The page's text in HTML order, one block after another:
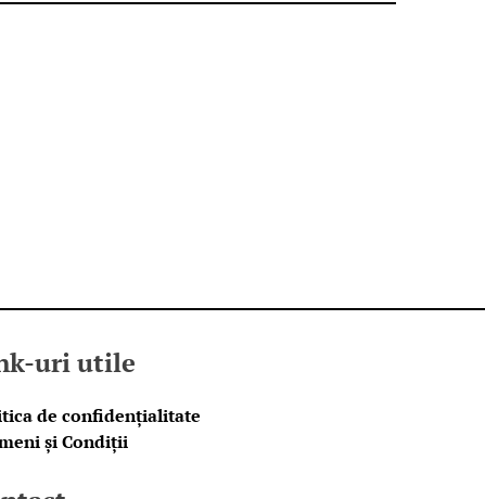
uri utile
de confidențialitate
și Condiții